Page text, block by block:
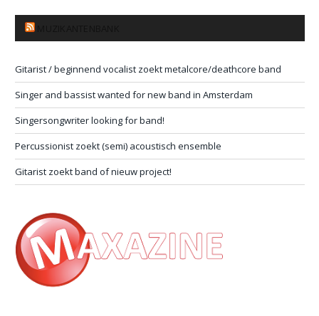
Gitarist / beginnend vocalist zoekt metalcore/deathcore band
Singer and bassist wanted for new band in Amsterdam
Singersongwriter looking for band!
Percussionist zoekt (semi) acoustisch ensemble
Gitarist zoekt band of nieuw project!